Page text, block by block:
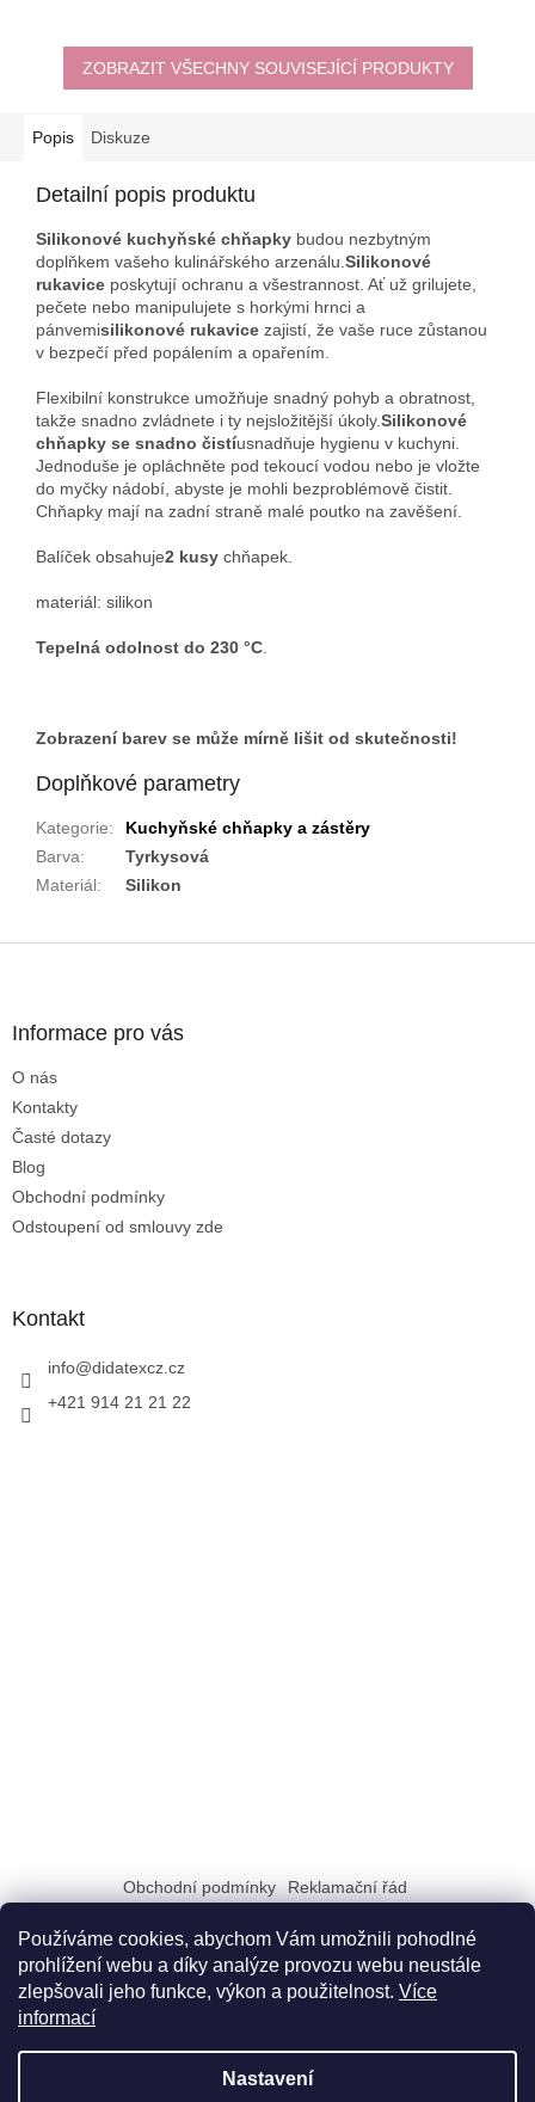
Používáme cookies, abychom Vám umožnili pohodlné
prohlížení webu a díky analýze provozu webu neustále
zlepšovali jeho funkce, výkon a použitelnost. Více
informací
Nastavení
ZOBRAZIT VŠECHNY SOUVISEJÍCÍ PRODUKTY
Popis Diskuze
Detailní popis produktu
Silikonové kuchyňské chňapky budou nezbytným
doplňkem vašeho kulinářského arzenálu.Silikonové
rukavice poskytují ochranu a všestrannost. Ať už grilujete,
pečete nebo manipulujete s horkými hrnci a
pánvemisilikonové rukavice zajistí, že vaše ruce zůstanou
v bezpečí před popálením a opařením.
Flexibilní konstrukce umožňuje snadný pohyb a obratnost,
takže snadno zvládnete i ty nejsložitější úkoly.Silikonové
chňapky se snadno čistíusnadňuje hygienu v kuchyni.
Jednoduše je opláchněte pod tekoucí vodou nebo je vložte
do myčky nádobí, abyste je mohli bezproblémově čistit.
Chňapky mají na zadní straně malé poutko na zavěšení.
Balíček obsahuje2 kusy chňapek.
materiál: silikon
Tepelná odolnost do 230 °C.
Zobrazení barev se může mírně lišit od skutečnosti!
Doplňkové parametry
Kategorie:
Kuchyňské chňapky a zástěry
Barva:
Tyrkysová
Materiál: Silikon
Informace pro vás
O nás
Kontakty
Časté dotazy
Blog
Obchodní podmínky
Odstoupení od smlouvy zde
Kontakt
info@didatexcz.cz
+421 914 21 21 22
Obchodní podmínky
Reklamační řád
Doprava a možnosti platby
Dokumenty na stiahnutie
Vytvořil Shoptet